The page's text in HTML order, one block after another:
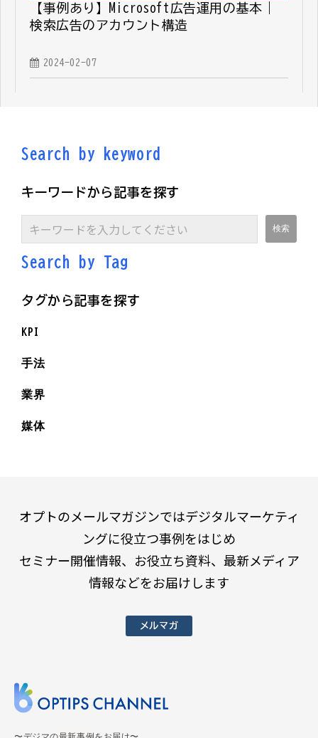
【事例あり】Microsoft広告運用の基本｜
検索広告のアカウント構造
2024-02-07
Search by keyword
キーワードから記事を探す
Search by Tag
タグから記事を探す
KPI
手法
業界
媒体
オプトのメールマガジンではデジタルマーケティ
ングに役立つ事例をはじめ
セミナー開催情報、お役立ち資料、最新メディア
情報などをお届けします
メルマガ